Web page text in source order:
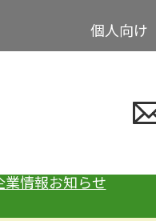
個人向け
業情報お知らせ